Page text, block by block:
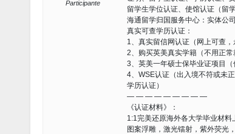
Participante
留学生学位认证、使馆认证（留
海通留学归国服务中心：实体公
真实可查学历认证：
1、真实留信网认证（网上可查
2、购买英美真实学籍（不用正常
3、英美一年硕士保毕业证项目（
4、WSE认证（出入境不符或未
学历认证）
— — — — — — — — —
《认证材料》：
1:1完美还原海外各大学毕业材
图案浮雕，激光镭射，紫外荧光